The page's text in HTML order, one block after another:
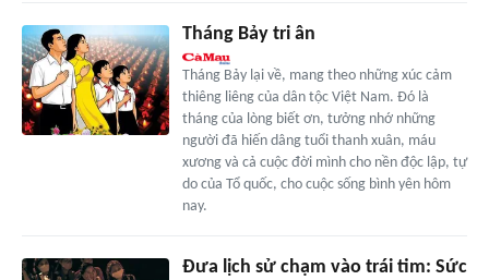
Tháng Bảy tri ân
Tháng Bảy lại về, mang theo những xúc cảm
thiêng liêng của dân tộc Việt Nam. Ðó là
tháng của lòng biết ơn, tưởng nhớ những
người đã hiến dâng tuổi thanh xuân, máu
xương và cả cuộc đời mình cho nền độc lập, tự
do của Tổ quốc, cho cuộc sống bình yên hôm
nay.
Đưa lịch sử chạm vào trái tim: Sức